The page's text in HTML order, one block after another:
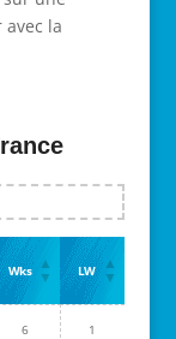
la
Wks LW
6 1